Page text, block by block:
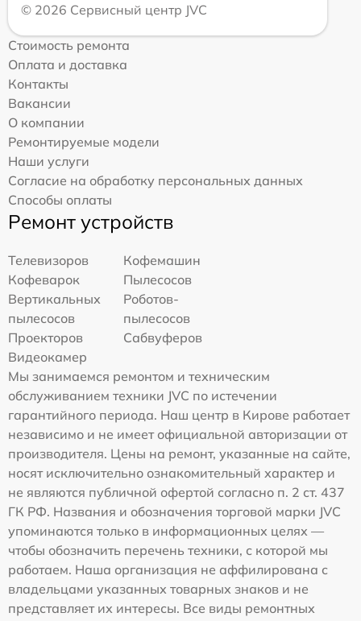
© 2026 Сервисный центр JVC
Стоимость ремонта
Оплата и доставка
Контакты
Вакансии
О компании
Ремонтируемые модели
Наши услуги
Согласие на обработку персональных данных
Способы оплаты
Ремонт устройств
Телевизоров
Кофемашин
Кофеварок
Пылесосов
Вертикальных
пылесосов
Роботов-
пылесосов
Проекторов
Сабвуферов
Видеокамер
Мы занимаемся ремонтом и техническим
обслуживанием техники JVC по истечении
гарантийного периода. Наш центр в Кирове работает
независимо и не имеет официальной авторизации от
производителя. Цены на ремонт, указанные на сайте,
носят исключительно ознакомительный характер и
не являются публичной офертой согласно п. 2 ст. 437
ГК РФ. Названия и обозначения торговой марки JVC
упоминаются только в информационных целях —
чтобы обозначить перечень техники, с которой мы
работаем. Наша организация не аффилирована с
владельцами указанных товарных знаков и не
представляет их интересы. Все виды ремонтных